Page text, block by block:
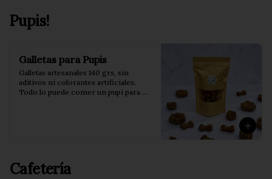
Pupis!
Galletas para Pupis
Galletas artesanales 140 grs, sin
aditivos ni colorantes artificiales.
Todo lo puede comer un pupi para
Cafetería